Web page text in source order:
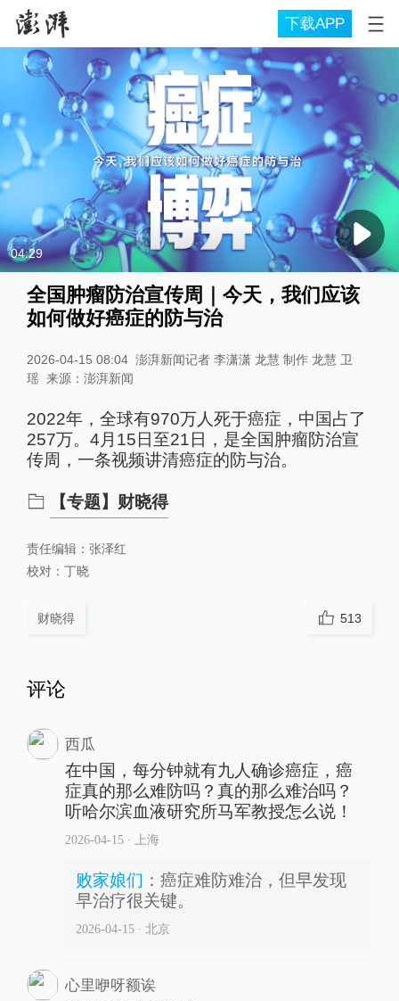
下载APP
04:29
全国肿瘤防治宣传周｜今天，我们应该
如何做好癌症的防与治
2026-04-15 08:04 澎湃新闻记者 李潇潇 龙慧 制作 龙慧 卫
瑶 来源： 澎湃新闻
2022年，全球有970万人死于癌症，中国占了
257万。4月15日至21日，是全国肿瘤防治宣
传周，一条视频讲清癌症的防与治。
【专题】财晓得
责任编辑： 张泽红
校对： 丁晓
财晓得 513
评论
西瓜
在中国，每分钟就有九人确诊癌症，癌
症真的那么难防吗？真的那么难治吗？
听哈尔滨血液研究所马军教授怎么说！
2026-04-15∙ 上海
败家娘们 ： 癌症难防难治，但早发现
早治疗很关键。
2026-04-15∙ 北京
心里咿呀额诶